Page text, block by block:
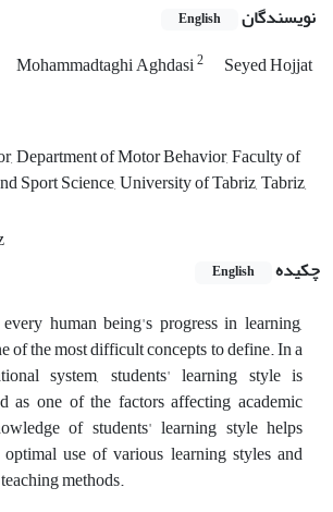
نویسندگان English
Mohammadtaghi Aghdasi2
Seyed Hojjat
Department of Motor Behavior, Faculty of
Sport Science, University of Tabriz, Tabriz,
چکیده
English
human being's progress in learning,
of the most difficult concepts to define. In a
system, students' learning style is
as one of the factors affecting academic
of students' learning style helps
use of various learning styles and
methods.